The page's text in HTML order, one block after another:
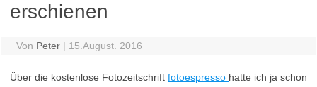
erschienen
Von Peter | 15.August. 2016
Über die kostenlose Fotozeitschrift fotoespresso hatte ich ja schon